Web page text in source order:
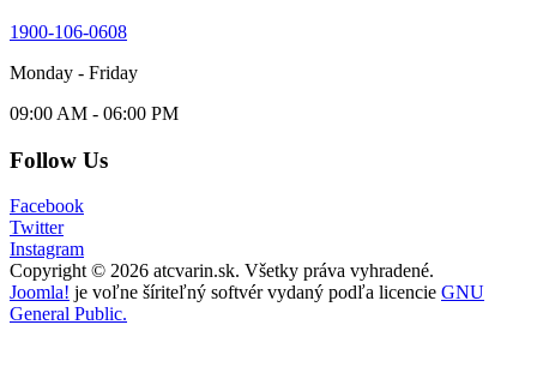
1900-106-0608
Monday - Friday
09:00 AM - 06:00 PM
Follow Us
Facebook
Twitter
Instagram
Copyright © 2026 atcvarin.sk. Všetky práva vyhradené.
Joomla! je voľne šíriteľný softvér vydaný podľa licencie GNU
General Public.